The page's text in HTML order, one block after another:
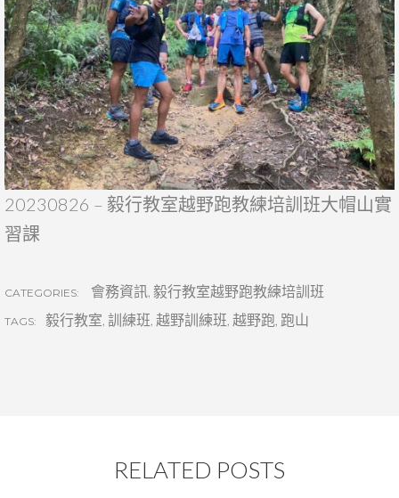
20230826 – 毅行教室越野跑教練培訓班大帽山實
習課
CATEGORIES: 會務資訊 毅行教室越野跑教練培訓班
TAGS: 毅行教室 訓練班 越野訓練班 越野跑 跑山
RELATED POSTS